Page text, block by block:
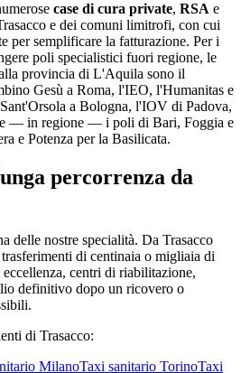
case di cura private, RSA e
e dei comuni limitrofi, con cui
per semplificare la fatturazione. Per i
poli specialistici fuori regione, le
provincia di L'Aquila sono il
Gesù a Roma, l'IEO, l'Humanitas e
a Bologna, l'IOV di Padova,
— in regione — i poli di Bari, Foggia e
e Potenza per la Basilicata.
percorrenza da
delle nostre specialità. Da Trasacco
di centinaia o migliaia di
centri di riabilitazione,
definitivo dopo un ricovero o
di Trasacco:
MilanoTaxi sanitario TorinoTaxi